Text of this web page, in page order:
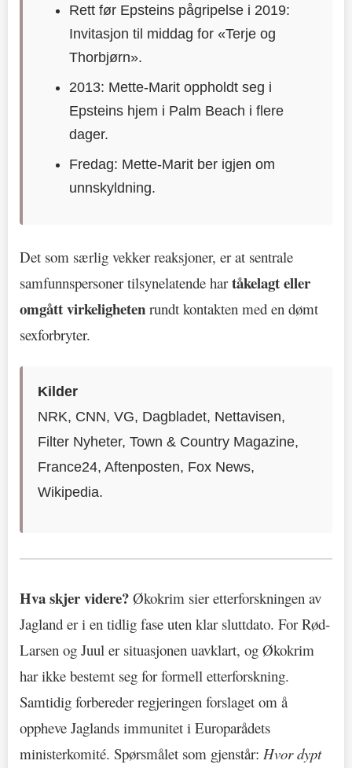
Rett før Epsteins pågripelse i 2019:
Invitasjon til middag for «Terje og
Thorbjørn».
2013: Mette-Marit oppholdt seg i
Epsteins hjem i Palm Beach i flere
dager.
Fredag: Mette-Marit ber igjen om
unnskyldning.
Det som særlig vekker reaksjoner, er at sentrale
samfunnspersoner tilsynelatende hartåkelagt eller
omgått virkeligheten rundt kontakten med en dømt
sexforbryter.
Kilder
NRK, CNN, VG, Dagbladet, Nettavisen,
Filter Nyheter, Town & Country Magazine,
France24, Aftenposten, Fox News,
Wikipedia.
Hva skjer videre? Økokrim sier etterforskningen av
Jagland er i en tidlig fase uten klar sluttdato. For Rød-
Larsen og Juul er situasjonen uavklart, og Økokrim
har ikke bestemt seg for formell etterforskning.
Samtidig forbereder regjeringen forslaget om å
oppheve Jaglands immunitet i Europarådets
ministerkomité. Spørsmålet som gjenstår: Hvor dypt